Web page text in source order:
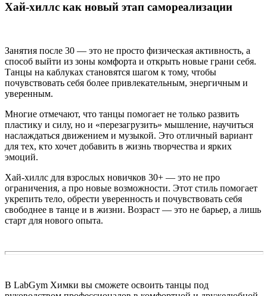
Хай-хиллс как новый этап самореализации
Занятия после 30 — это не просто физическая активность, а
способ выйти из зоны комфорта и открыть новые грани себя.
Танцы на каблуках становятся шагом к тому, чтобы
почувствовать себя более привлекательным, энергичным и
уверенным.
Многие отмечают, что танцы помогает не только развить
пластику и силу, но и «перезагрузить» мышление, научиться
наслаждаться движением и музыкой. Это отличный вариант
для тех, кто хочет добавить в жизнь творчества и ярких
эмоций.
Хай-хиллс для взрослых новичков 30+ — это не про
ограничения, а про новые возможности. Этот стиль помогает
укрепить тело, обрести уверенность и почувствовать себя
свободнее в танце и в жизни. Возраст — это не барьер, а лишь
старт для нового опыта.
В LabGym Химки вы сможете освоить танцы под